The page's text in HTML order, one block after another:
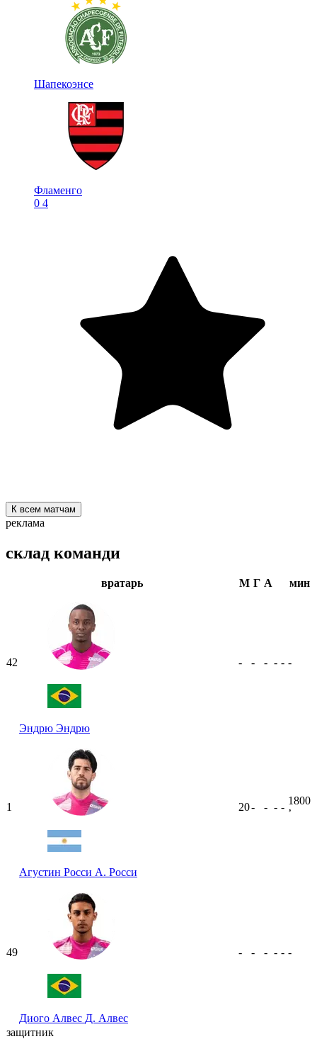
Шапекоэнсе
Фламенго
0 4
К всем матчам
реклама
склад команди
вратарь М Г А мин
42
Эндрю Эндрю
- - - - - -
1
Агустин Росси А. Росси
20- - - -
1800
ʼ
49
Диого Алвес Д. Алвес
- - - - - -
защитник